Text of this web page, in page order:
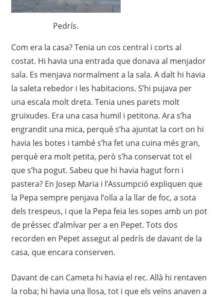
Pedrís.
Com era la casa? Tenia un cos central i corts al
costat. Hi havia una entrada que donava al menjador
sala. Es menjava normalment a la sala. A dalt hi havia
la saleta rebedor i les habitacions. S’hi pujava per
una escala molt dreta. Tenia unes parets molt
gruixudes. Era una casa humil i petitona. Ara s’ha
engrandit una mica, perquè s’ha ajuntat la cort on hi
havia les botes i també s’ha fet una cuina més gran,
perquè era molt petita, però s’ha conservat tot el
que s’ha pogut. Sabeu que hi havia hagut forn i
pastera? En Josep Maria i l’Assumpció expliquen que
la Pepa sempre penjava l’olla a la llar de foc, a sota
dels trespeus, i que la Pepa feia les sopes amb un pot
de préssec d’almívar per a en Pepet. Tots dos
recorden en Pepet assegut al pedrís de davant de la
casa, que encara conserven.
Davant de can Cameta hi havia el rec. Allà hi rentaven
la roba; hi havia una llosa, tot i que els veïns anaven a